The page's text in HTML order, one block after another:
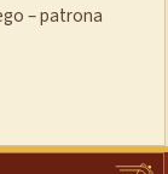
– patrona